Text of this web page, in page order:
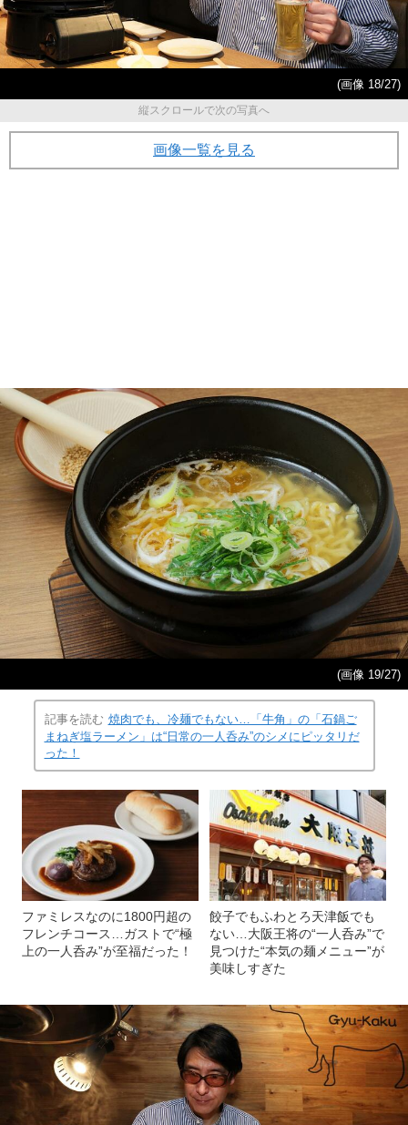
(画像 18/27)
縦スクロールで次の写真へ
画像一覧を見る
(画像 19/27)
記事を読む 焼肉でも、冷麺でもない…「牛角」の「石鍋ご
まねぎ塩ラーメン」は“日常の一人呑み”のシメにピッタリだ
った！
ファミレスなのに1800円超の
フレンチコース…ガストで“極
上の一人呑み”が至福だった！
餃子でもふわとろ天津飯でも
ない…大阪王将の“一人呑み”で
見つけた“本気の麺メニュー”が
美味しすぎた